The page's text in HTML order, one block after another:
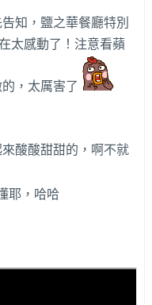
知，鹽之華餐廳特別
太感動了！注意看蘋
，太厲害了
酸酸甜甜的，啊不就
耶，哈哈